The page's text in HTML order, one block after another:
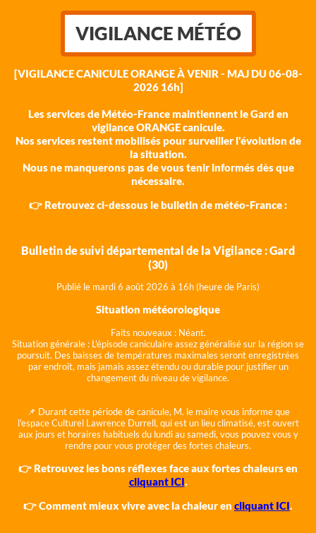
VIGILANCE MÉTÉO
[VIGILANCE CANICULE ORANGE À VENIR - MAJ DU 06-08-
2026 16h]
Les services de Météo-France maintiennent le Gard en
vigilance ORANGE canicule.
Nos services restent mobilisés pour surveiller l'évolution de
la situation.
Nous ne manquerons pas de vous tenir informés dès que
nécessaire.
👉 Retrouvez ci-dessous le bulletin de météo-France :
Bulletin de suivi départemental de la Vigilance : Gard
(30)
Publié le mardi 6 août 2026 à 16h (heure de Paris)
Situation météorologique
Faits nouveaux : Néant.
Situation générale : L'épisode caniculaire assez généralisé sur la région se
poursuit. Des baisses de températures maximales seront enregistrées
par endroit, mais jamais assez étendu ou durable pour justifier un
changement du niveau de vigilance.
📌 Durant cette période de canicule, M. le maire vous informe que
l'espace Culturel Lawrence Durrell, qui est un lieu climatisé, est ouvert
aux jours et horaires habituels du lundi au samedi, vous pouvez vous y
rendre pour vous protéger des fortes chaleurs.
👉 Retrouvez les bons réflexes face aux fortes chaleurs en
cliquant ICI.
👉 Comment mieux vivre avec la chaleur en cliquant ICI.